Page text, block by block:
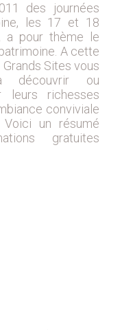
des journées
les 17 et 18
a pour thème le
A cette
Sites vous
découvrir ou
leurs richesses
conviviale
Voici un résumé
gratuites